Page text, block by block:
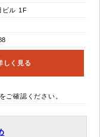
ビル 1F
しく見る
ご確認ください。